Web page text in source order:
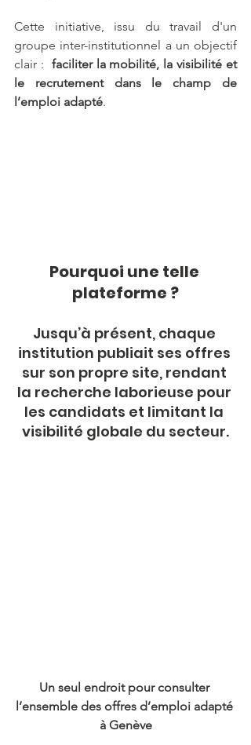
Cette initiative, issu du travail d'un
groupe inter-institutionnel a un objectif
clair : faciliter la mobilité, la visibilité et
le recrutement dans le champ de
l’emploi adapté.
Pourquoi une telle
plateforme ?
Jusqu’à présent, chaque
institution publiait ses offres
sur son propre site, rendant
la recherche laborieuse pour
les candidats et limitant la
visibilité globale du secteur.
Un seul endroit pour consulter
l’ensemble des offres d’emploi adapté
à Genève